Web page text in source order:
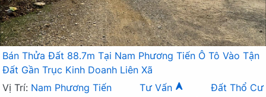
Bán Thửa Đất 88.7m Tại Nam Phương Tiến Ô Tô Vào Tận
Đất Gần Trục Kinh Doanh Liên Xã
Vị Trí: Nam Phương Tiến Tư Vấn
Đất Thổ Cư